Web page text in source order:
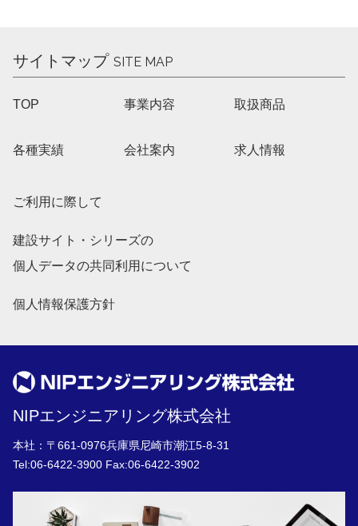
サイトマップ SITE MAP
TOP 事業内容 取扱商品
各種実績 会社案内 求人情報
ご利用に際して
建設サイト・シリーズの
個人データの共同利用について
個人情報保護方針
NIPエンジニアリング株式会社
本社：〒661-0976兵庫県尼崎市潮江5-8-31
Tel:06-6422-3900 Fax:06-6422-3902